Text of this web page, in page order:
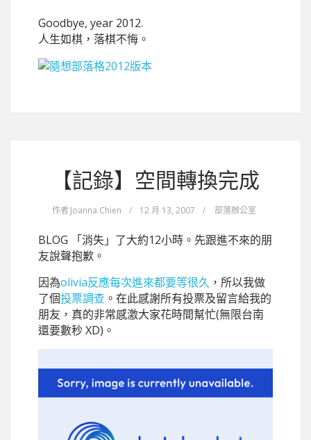
Goodbye, year 2012.
人生如棋，落棋不悔。
【記錄】空間轉換完成
作者 Joanna Chien / 12 月 13, 2007 / 部落辦公室
BLOG 「消失」了大約12小時。先跟進不來的朋
友說聲抱歉。
因為olivia反應每次進來都要等很久 ，所以我做
了個投票調查 。在此感謝所有投票及留言給我的
朋友，真的非常感激大家花時間幫忙(無限台南
還要數秒 XD)。